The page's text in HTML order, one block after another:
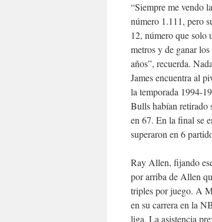
“Siempre me vendo
número 1.111, pero
12, número que
metros y de ganar
años”, recuerda.
James encuentra al
la temporada 1994-
Bulls habían retirado
en 67. En la final se
superaron en 6
Ray Allen, fijando
por arriba de Allen
triples por juego. A
en su carrera en la
liga. La asistencia